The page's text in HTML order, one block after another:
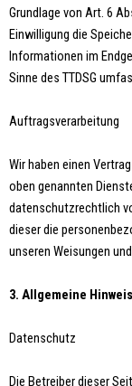
Grundlage von Art. 6
Einwilligung die
Informationen im
Sinne des TTDSG
Auftragsverarbeitung
Wir haben einen
oben genannten
datenschutzrechtlich
dieser die
unseren Weisungen
3. Allgemeine
Datenschutz
Die Betreiber dieser